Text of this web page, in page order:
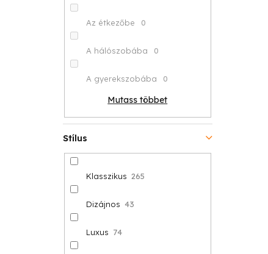
Az étkezőbe 0
A hálószobába 0
A gyerekszobába 0
Mutass többet
Stílus
Klasszikus 265
Dizájnos 43
Luxus 74